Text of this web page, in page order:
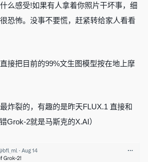
么感受!如果有人拿着你照片干坏事，细
恐怖。没事不要慌，赶紧转给家人看看
接把目前的99%文生图模型按在地上摩
炸裂的，有趣的是昨天FLUX.1 直接和
Grok-2就是马斯克的X.AI）